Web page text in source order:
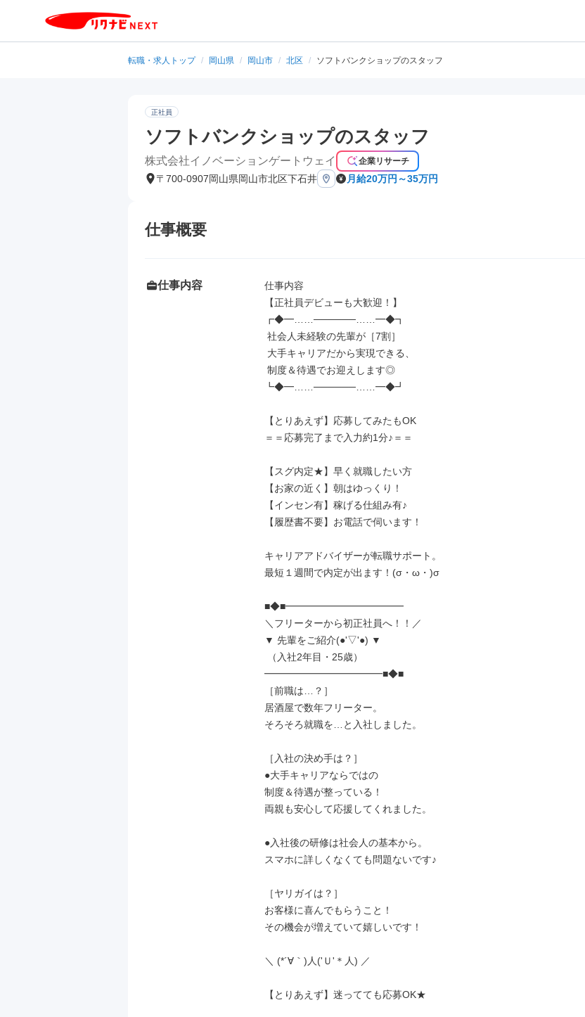
転職・求人トップ / 岡山県 / 岡山市 / 北区 / ソフトバンクショップのスタッフ
正社員
ソフトバンクショップのスタッフ
株式会社イノベーションゲートウェイ 企業リサーチ
〒700-0907岡山県岡山市北区下石井 月給20万円～35万円
仕事概要
仕事内容
仕事内容
【正社員デビューも大歓迎！】
┏◆━……──────……━◆┓
┗◆━……──────……━◆┛
【とりあえず】応募してみたもOK
＝＝応募完了まで入力約1分♪＝＝
【スグ内定★】早く就職したい方
【お家の近く】朝はゆっくり！
【インセン有】稼げる仕組み有♪
【履歴書不要】お電話で伺います！
キャリアアドバイザーが転職サポート。
最短１週間で内定が出ます！(σ・ω・)σ
■◆■━━━━━━━━━━━━
＼フリーターから初正社員へ！！／
▼ 先輩をご紹介(●'▽'●) ▼
━━━━━━━━━━━━■◆■
［前職は…？］
居酒屋で数年フリーター。
そろそろ就職を…と入社しました。
［入社の決め手は？］
●大手キャリアならではの
制度＆待遇が整っている！
両親も安心して応援してくれました。
●入社後の研修は社会人の基本から。
スマホに詳しくなくても問題ないです♪
［ヤリガイは？］
お客様に喜んでもらうこと！
その機会が増えていて嬉しいです！
＼ (*´∀｀)人('Ｕ'＊人) ／
【とりあえず】迷ってても応募OK★